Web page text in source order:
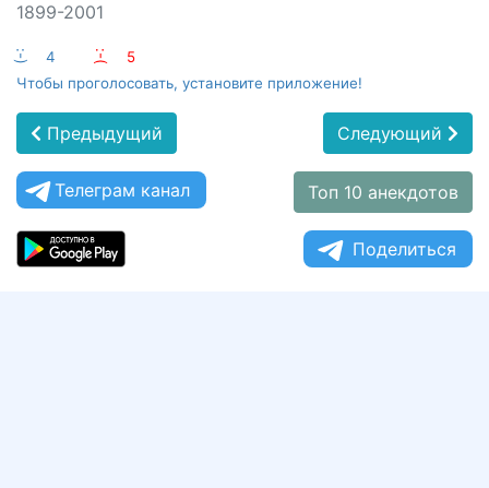
1899-2001
:-) 4 :-(
5
Чтобы проголосовать, установите приложение!
Предыдущий Следующий
Телеграм канал Топ 10 анекдотов
Поделиться